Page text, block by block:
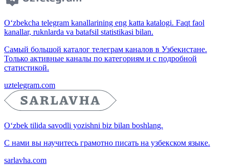
O‘zbekcha telegram kanallarining eng katta katalogi. Faqt faol
kanallar, ruknlarda va batafsil statistikasi bilan.
Самый большой каталог телеграм каналов в Узбекистане.
Только активные каналы по категориям и с подробной
статистикой.
uztelegram.com
O‘zbek tilida savodli yozishni biz bilan boshlang.
С нами вы научитесь грамотно писать на узбекском языке.
sarlavha.com